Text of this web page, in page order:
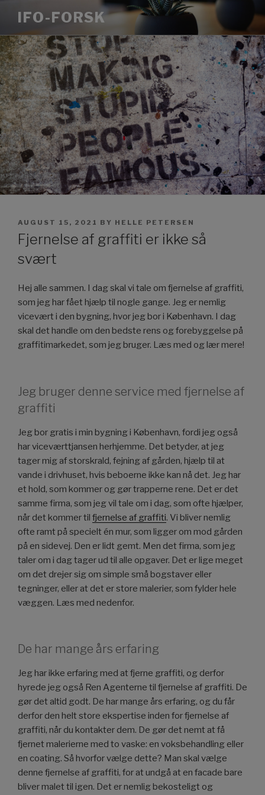
content
IFO-FORSK
POSTED
ON
AUGUST 15, 2021 BY HELLE PETERSEN
Fjernelse af graffiti er ikke så
svært
Hej alle sammen. I dag skal vi tale om fjernelse af graffiti,
som jeg har fået hjælp til nogle gange. Jeg er nemlig
vicevært i den bygning, hvor jeg bor i København. I dag
skal det handle om den bedste rens og forebyggelse på
graffitimarkedet, som jeg bruger. Læs med og lær mere!
Jeg bruger denne service med fjernelse af
graffiti
Jeg bor gratis i min bygning i København, fordi jeg også
har viceværttjansen herhjemme. Det betyder, at jeg
tager mig af storskrald, fejning af gården, hjælp til at
vande i drivhuset, hvis beboerne ikke kan nå det. Jeg har
et hold, som kommer og gør trapperne rene. Det er det
samme firma, som jeg vil tale om i dag, som ofte hjælper,
når det kommer til fjernelse af graffiti. Vi bliver nemlig
ofte ramt på specielt én mur, som ligger om mod gården
på en sidevej. Den er lidt gemt. Men det firma, som jeg
taler om i dag tager ud til alle opgaver. Det er lige meget
om det drejer sig om simple små bogstaver eller
tegninger, eller at det er store malerier, som fylder hele
væggen. Læs med nedenfor.
De har mange års erfaring
Jeg har ikke erfaring med at fjerne graffiti, og derfor
hyrede jeg også Ren Agenterne til fjernelse af graffiti. De
gør det altid godt. De har mange års erfaring, og du får
derfor den helt store ekspertise inden for fjernelse af
graffiti, når du kontakter dem. De gør det nemt at få
fjernet malerierne med to vaske: en voksbehandling eller
en coating. Så hvorfor vælge dette? Man skal vælge
denne fjernelse af graffiti, for at undgå at en facade bare
bliver malet til igen. Det er nemlig bekosteligt og